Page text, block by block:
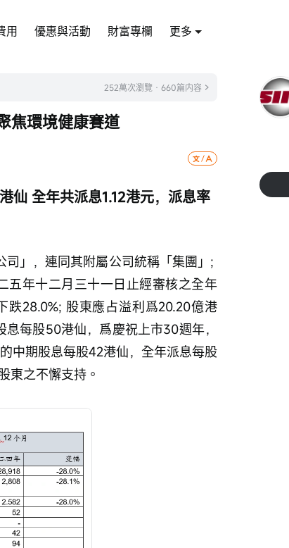
用 優惠與活動 財富專欄 更多
252萬次瀏覽 · 660篇内容
焦環境健康賽道
仙 全年共派息1.12港元，派息率
」，連同其附屬公司統稱「集團」;
五年十二月三十一日止經審核之全年
跌28.0%; 股東應占溢利爲20.20億港
每股50港仙，爲慶祝上市30週年，
中期股息每股42港仙，全年派息每股
東之不懈支持。